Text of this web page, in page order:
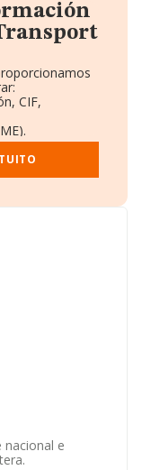
nacional e
CIF,